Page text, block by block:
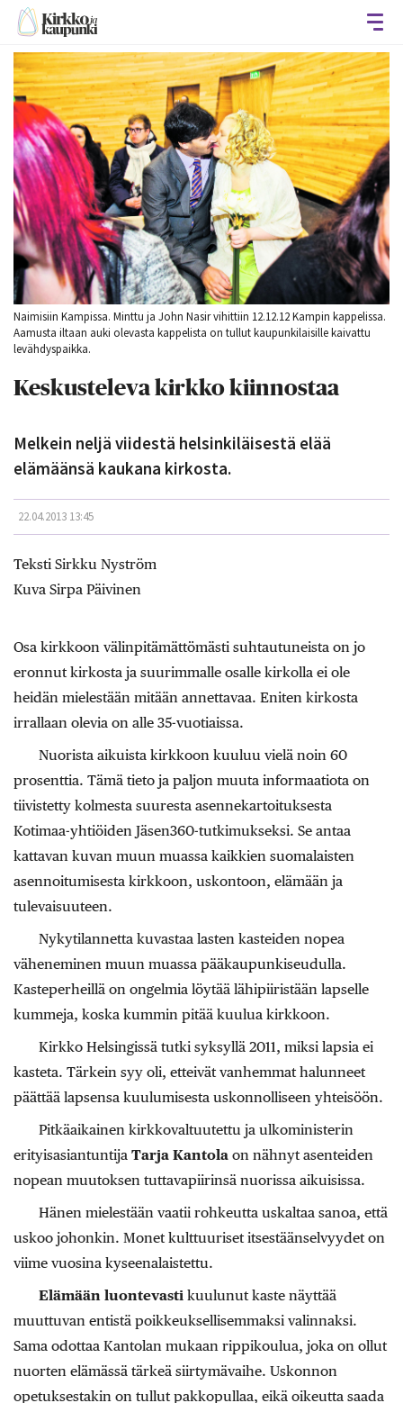
Naimisiin Kampissa. Minttu ja John Nasir vihittiin 12.12.12 Kampin kappelissa.
Aamusta iltaan auki olevasta kappelista on tullut kaupunkilaisille kaivattu
levähdyspaikka.
Keskusteleva kirkko kiinnostaa
Melkein neljä viidestä helsinkiläisestä elää
elämäänsä kaukana kirkosta.
22.04.2013 13:45
Teksti Sirkku Nyström
Kuva Sirpa Päivinen
Osa kirkkoon välinpitämättömästi suhtautuneista on jo
eronnut kirkosta ja suurimmalle osalle kirkolla ei ole
heidän mielestään mitään annettavaa. Eniten kirkosta
irrallaan olevia on alle 35-vuotiaissa.
Nuorista aikuista kirkkoon kuuluu vielä noin 60
prosenttia. Tämä tieto ja paljon muuta informaatiota on
tiivistetty kolmesta suuresta asennekartoituksesta
Kotimaa-yhtiöiden Jäsen360-tutkimukseksi. Se antaa
kattavan kuvan muun muassa kaikkien suomalaisten
asennoitumisesta kirkkoon, uskontoon, elämään ja
tulevaisuuteen.
Nykytilannetta kuvastaa lasten kasteiden nopea
väheneminen muun muassa pääkaupunkiseudulla.
Kasteperheillä on ongelmia löytää lähipiiristään lapselle
kummeja, koska kummin pitää kuulua kirkkoon.
Kirkko Helsingissä tutki syksyllä 2011, miksi lapsia ei
kasteta. Tärkein syy oli, etteivät vanhemmat halunneet
päättää lapsensa kuulumisesta uskonnolliseen yhteisöön.
Pitkäaikainen kirkkovaltuutettu ja ulkoministerin
erityisasiantuntija Tarja Kantola on nähnyt asenteiden
nopean muutoksen tuttavapiirinsä nuorissa aikuisissa.
Hänen mielestään vaatii rohkeutta uskaltaa sanoa, että
uskoo johonkin. Monet kulttuuriset itsestäänselvyydet on
viime vuosina kyseenalaistettu.
Elämään luontevasti kuulunut kaste näyttää
muuttuvan entistä poikkeuksellisemmaksi valinnaksi.
Sama odottaa Kantolan mukaan rippikoulua, joka on ollut
nuorten elämässä tärkeä siirtymävaihe. Uskonnon
opetuksestakin on tullut pakkopullaa, eikä oikeutta saada